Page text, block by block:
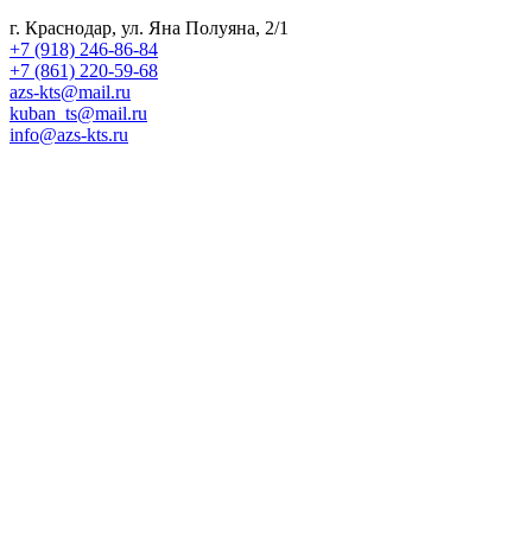
г. Краснодар, ул. Яна Полуяна, 2/1
+7 (918) 246-86-84
+7 (861) 220-59-68
azs-kts@mail.ru
kuban_ts@mail.ru
info@azs-kts.ru